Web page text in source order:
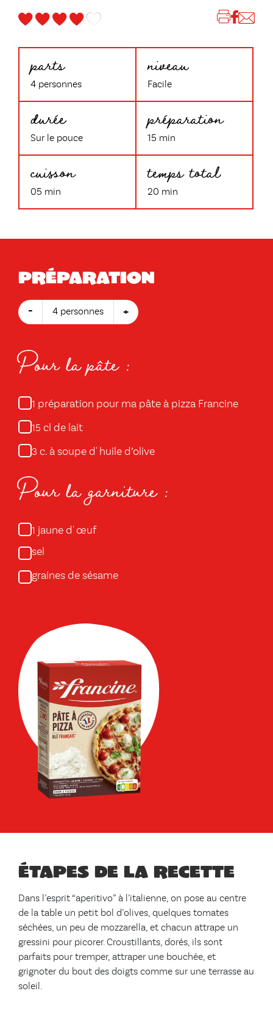
parts
4 personnes
niveau
Facile
durée
Sur le pouce
préparation
15 min
cuisson
05 min
temps total
20 min
Préparation
- 4 personnes +
Pour la pâte :
1 préparation pour ma pâte à pizza Francine
15 cl de lait
3 c. à soupe d' huile d’olive
Pour la garniture :
1 jaune d' œuf
sel
graines de sésame
Étapes de la recette
Dans l’esprit “aperitivo” à l’italienne, on pose au centre
de la table un petit bol d’olives, quelques tomates
séchées, un peu de mozzarella, et chacun attrape un
gressini pour picorer. Croustillants, dorés, ils sont
parfaits pour tremper, attraper une bouchée, et
grignoter du bout des doigts comme sur une terrasse au
soleil.